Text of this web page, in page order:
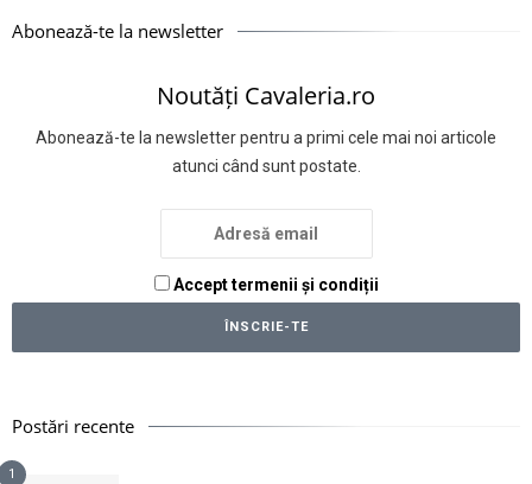
Abonează-te la newsletter
Noutăți Cavaleria.ro
Abonează-te la newsletter pentru a primi cele mai noi articole
atunci când sunt postate.
Accept termenii și condiții
Postări recente
1